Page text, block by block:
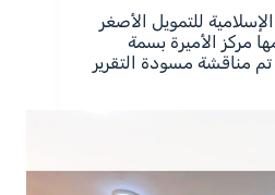
للتمويل الأصغر
مركز الأميرة بسمة
مناقشة مسودة التقرير